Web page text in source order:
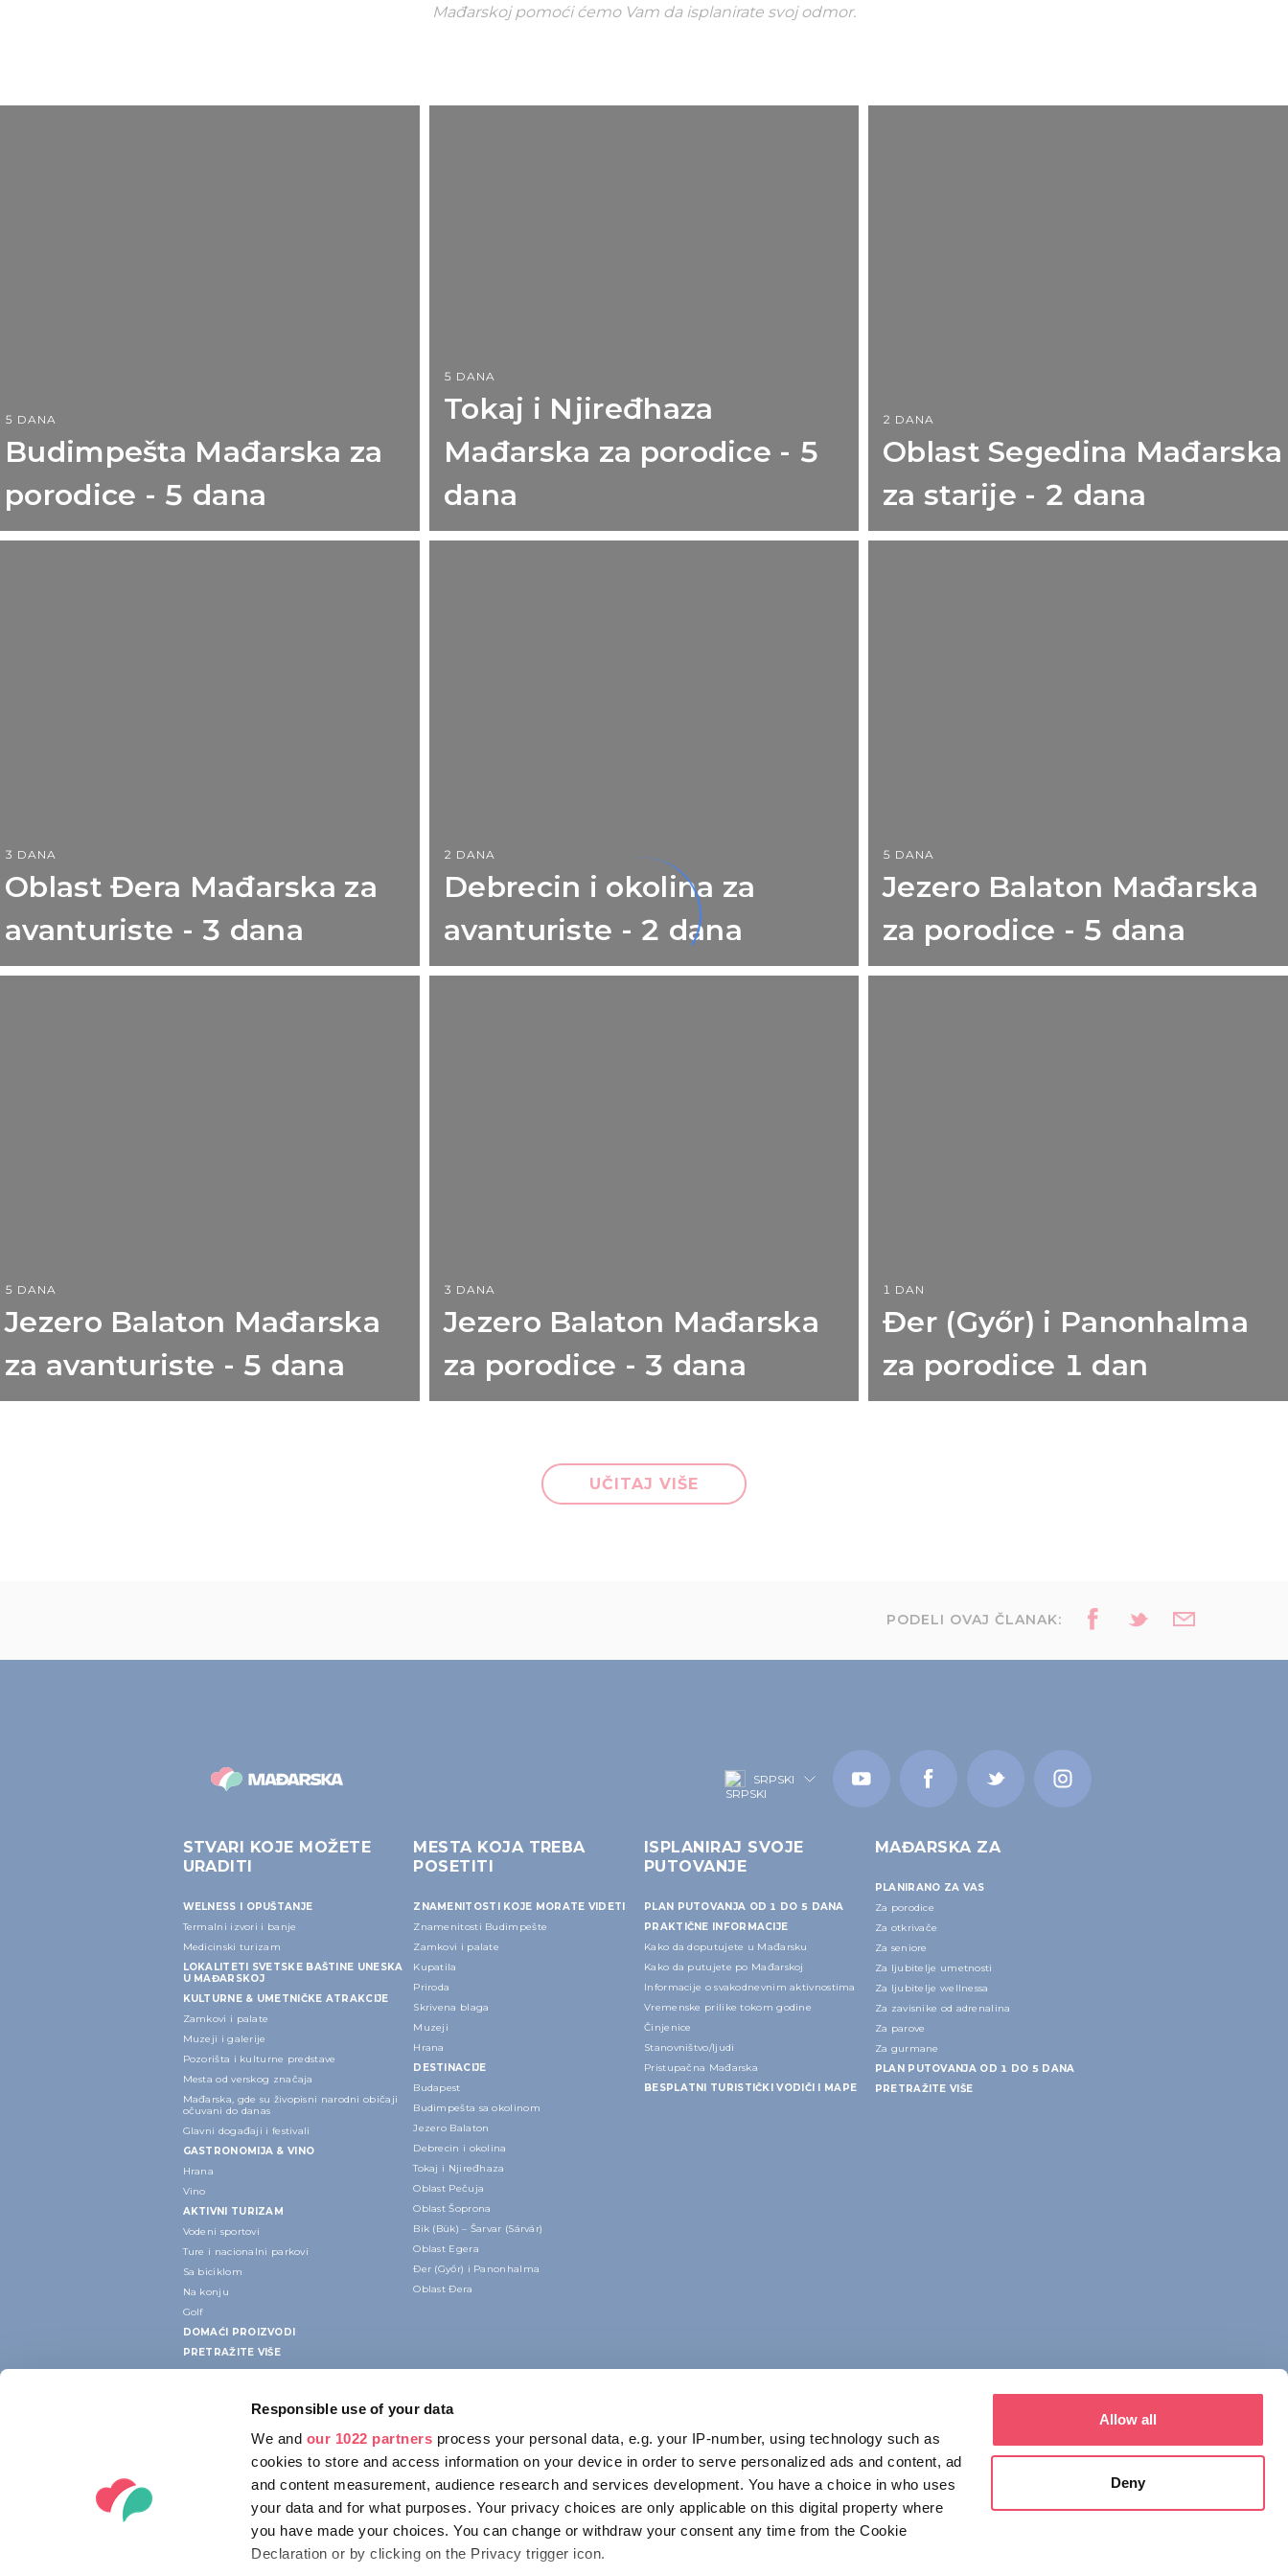
Responsible use of your data
We and our 1022 partners process your personal data, e.g. your IP-number, using technology such as
cookies to store and access information on your device in order to serve personalized ads and content, ad
and content measurement, audience research and services development. You have a choice in who uses
your data and for what purposes. Your privacy choices are only applicable on this digital property where
you have made your choices. You can change or withdraw your consent any time from the Cookie
Declaration or by clicking on the Privacy trigger icon.
Allow all
Deny
Mađarskoj pomoći ćemo Vam da isplanirate svoj odmor.
5 DANA
Budimpešta Mađarska za
porodice - 5 dana
5 DANA
Tokaj i Njiređhaza
Mađarska za porodice - 5
dana
2 DANA
Oblast Segedina Mađarska
za starije - 2 dana
3 DANA
Oblast Đera Mađarska za
avanturiste - 3 dana
2 DANA
Debrecin i okolina za
avanturiste - 2 dana
5 DANA
Jezero Balaton Mađarska
za porodice - 5 dana
5 DANA
Jezero Balaton Mađarska
za avanturiste - 5 dana
3 DANA
Jezero Balaton Mađarska
za porodice - 3 dana
1 DAN
Đer (Győr) i Panonhalma
za porodice 1 dan
UČITAJ VIŠE
PODELI OVAJ ČLANAK:
SRPSKI
STVARI KOJE MOŽETE
URADITI
WELNESS I OPUŠTANJE
Termalni izvori i banje
Medicinski turizam
LOKALITETI SVETSKE BAŠTINE UNESKA
U MAĐARSKOJ
KULTURNE & UMETNIČKE ATRAKCIJE
Zamkovi i palate
Muzeji i galerije
Pozorišta i kulturne predstave
Mesta od verskog značaja
Mađarska, gde su živopisni narodni običaji
očuvani do danas
Glavni događaji i festivali
GASTRONOMIJA & VINO
Hrana
Vino
AKTIVNI TURIZAM
Vodeni sportovi
Ture i nacionalni parkovi
Sa biciklom
Na konju
Golf
DOMAĆI PROIZVODI
PRETRAŽITE VIŠE
MESTA KOJA TREBA
POSETITI
ZNAMENITOSTI KOJE MORATE VIDETI
Znamenitosti Budimpešte
Zamkovi i palate
Kupatila
Priroda
Skrivena blaga
Muzeji
Hrana
DESTINACIJE
Budapest
Budimpešta sa okolinom
Jezero Balaton
Debrecin i okolina
Tokaj i Njiređhaza
Oblast Pečuja
Oblast Šoprona
Bik (Bük) – Šarvar (Sárvár)
Oblast Egera
Đer (Győr) i Panonhalma
Oblast Đera
ISPLANIRAJ SVOJE
PUTOVANJE
PLAN PUTOVANJA OD 1 DO 5 DANA
PRAKTIČNE INFORMACIJE
Kako da doputujete u Mađarsku
Kako da putujete po Mađarskoj
Informacije o svakodnevnim aktivnostima
Vremenske prilike tokom godine
Činjenice
Stanovništvo/ljudi
Pristupačna Mađarska
BESPLATNI TURISTIČKI VODIČI I MAPE
MAĐARSKA ZA
PLANIRANO ZA VAS
Za porodice
Za otkrivače
Za seniore
Za ljubitelje umetnosti
Za ljubitelje wellnessa
Za zavisnike od adrenalina
Za parove
Za gurmane
PLAN PUTOVANJA OD 1 DO 5 DANA
PRETRAŽITE VIŠE
KONTAKT
Alkotás utca 19